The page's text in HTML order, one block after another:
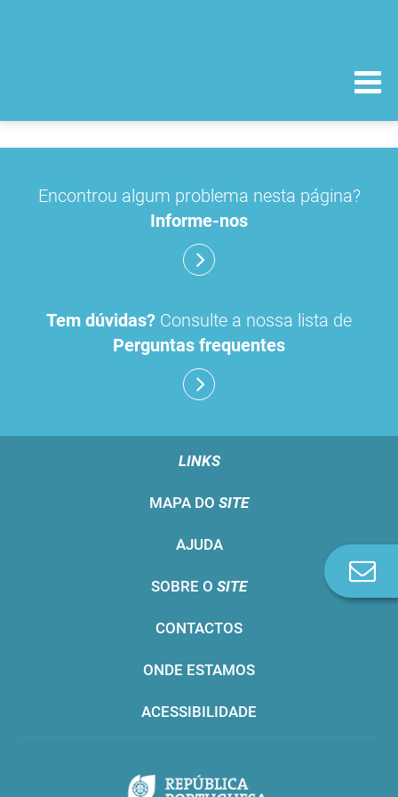
Encontrou algum problema nesta página?
Informe-nos
Tem dúvidas? Consulte a nossa lista de
Perguntas frequentes
LINKS
MAPA DO SITE
AJUDA
SOBRE O SITE
CONTACTOS
ONDE ESTAMOS
ACESSIBILIDADE